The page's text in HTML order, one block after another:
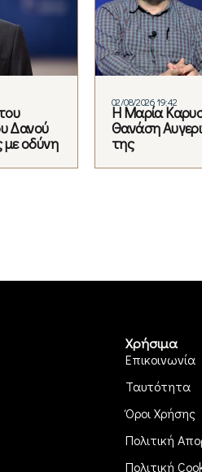
Δανού
με οδύνη
02/08/2026 19:42
Η Μαρία
Θανάση
της
Χρήσιμα
Επικοινωνία
Ταυτότητα
Όροι Χρήσης
Πολιτική
Πολιτική